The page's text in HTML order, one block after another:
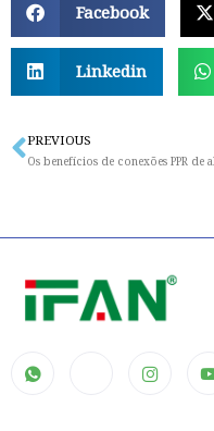
Facebook
Linkedin
Prev
PREVIOUS